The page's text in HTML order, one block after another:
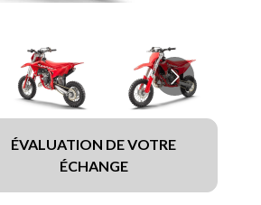
ÉVALUATION DE VOTRE
ÉCHANGE